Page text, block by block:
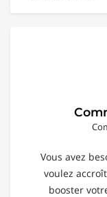
Vous avez
voulez
booster